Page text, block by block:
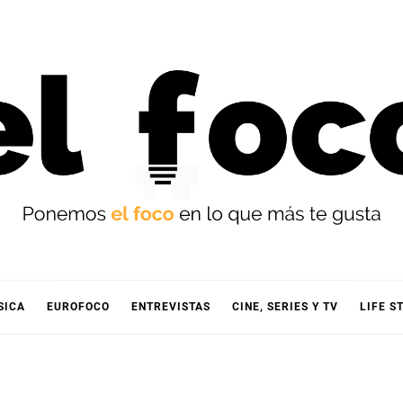
EUROFOCO ENTREVISTAS CINE, SERIES Y TV LIFE